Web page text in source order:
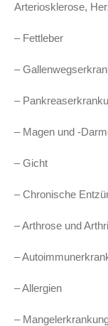
Arteriosklerose,
– Fettleber
–
–
– Magen und -
– Gicht
– Chronische
– Arthrose und
–
– Allergien
–